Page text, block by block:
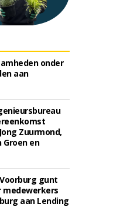
onder
aan
Zuurmond,
Groen en
gunt
medewerkers
aan Lending